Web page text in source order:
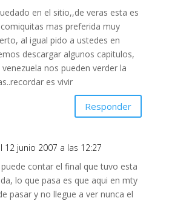
en el sitio,,de veras esta es
mas preferida muy
al igual pido a ustedes en
descargar algunos capitulos,
nos pueden verder la
es vivir
Responder
12 junio 2007 a las 12:27
contar el final que tuvo esta
lo que pasa es que aqui en mty
pasar y no llegue a ver nunca el